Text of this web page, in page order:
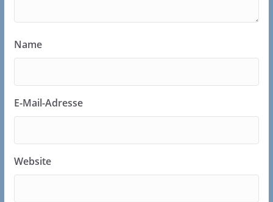
Name
E-Mail-Adresse
Website